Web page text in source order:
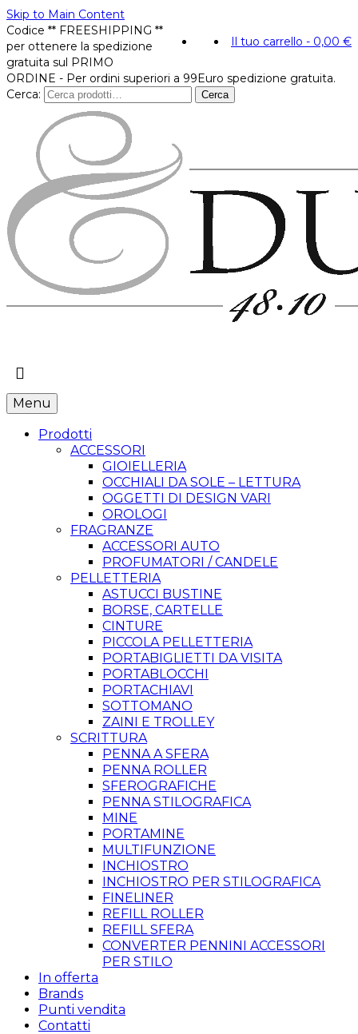
Skip to Main Content
Il tuo carrello - 0,00 €
Codice ** FREESHIPPING **
per ottenere la spedizione
gratuita sul PRIMO
ORDINE - Per ordini superiori a 99Euro spedizione gratuita.
Cerca:
Cerca
Menu
Prodotti
ACCESSORI
GIOIELLERIA
OCCHIALI DA SOLE – LETTURA
OGGETTI DI DESIGN VARI
OROLOGI
FRAGRANZE
ACCESSORI AUTO
PROFUMATORI / CANDELE
PELLETTERIA
ASTUCCI BUSTINE
BORSE, CARTELLE
CINTURE
PICCOLA PELLETTERIA
PORTABIGLIETTI DA VISITA
PORTABLOCCHI
PORTACHIAVI
SOTTOMANO
ZAINI E TROLLEY
SCRITTURA
PENNA A SFERA
PENNA ROLLER
SFEROGRAFICHE
PENNA STILOGRAFICA
MINE
PORTAMINE
MULTIFUNZIONE
INCHIOSTRO
INCHIOSTRO PER STILOGRAFICA
FINELINER
REFILL ROLLER
REFILL SFERA
CONVERTER PENNINI ACCESSORI
PER STILO
In offerta
Brands
Punti vendita
Contatti